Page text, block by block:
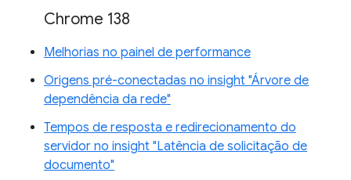
Chrome 138
Melhorias no painel de performance
Origens pré-conectadas no insight "Árvore de
dependência da rede"
Tempos de resposta e redirecionamento do
servidor no insight "Latência de solicitação de
documento"